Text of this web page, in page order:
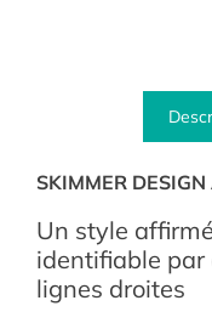
SKIMMER
Un style
identifiable par
lignes droites